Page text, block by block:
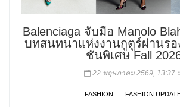
Balenciaga จับมือ Manolo
บทสนทนาแห่งงานกูตูร์ผ่านรอ
ชันพิเศษ Fall
22 พฤษภาคม 2569, 13:37
FASHION FASHION